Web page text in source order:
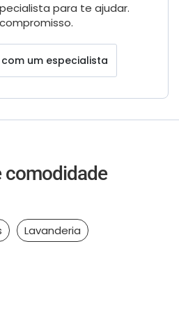
para te ajudar.
um especialista
comodidade
Lavanderia